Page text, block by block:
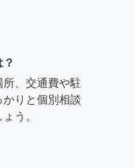
、交通費や駐
りと個別相談
う。